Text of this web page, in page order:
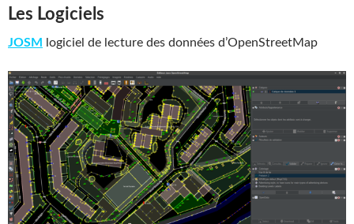
Les Logiciels
JOSM logiciel de lecture des données d’OpenStreetMap